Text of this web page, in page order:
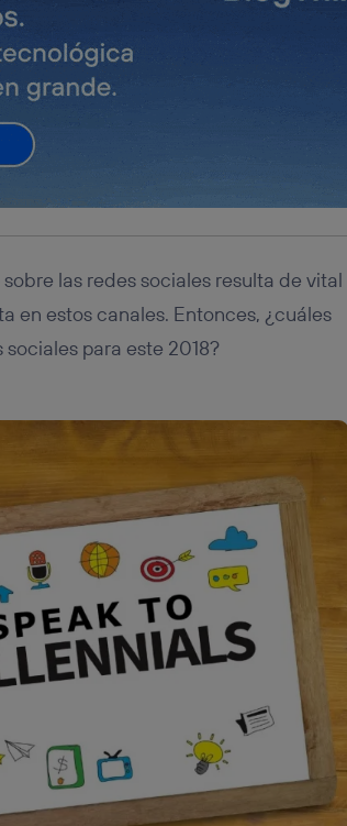
las redes sociales resulta de vital
en estos canales. Entonces, ¿cuáles
para este 2018?
recibirá el mismo identificador.
el marketing o análisis se
los miembros del hogar que
ya que se basará
“Administrar Utiq” en la parte
de Utiq.